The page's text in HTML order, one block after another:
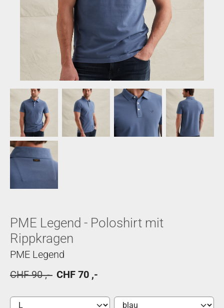
PME Legend - Poloshirt mit
Rippkragen
PME Legend
CHF 90 ,- CHF 70 ,-